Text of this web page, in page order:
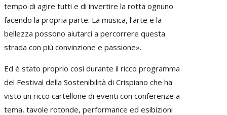
tempo di agire tutti e di invertire la rotta ognuno
facendo la propria parte. La musica, l’arte e la
bellezza possono aiutarci a percorrere questa
strada con più convinzione e passione».
Ed è stato proprio così durante il ricco programma
del Festival della Sostenibilità di Crispiano che ha
visto un ricco cartellone di eventi con conferenze a
tema, tavole rotonde, performance ed esibizioni